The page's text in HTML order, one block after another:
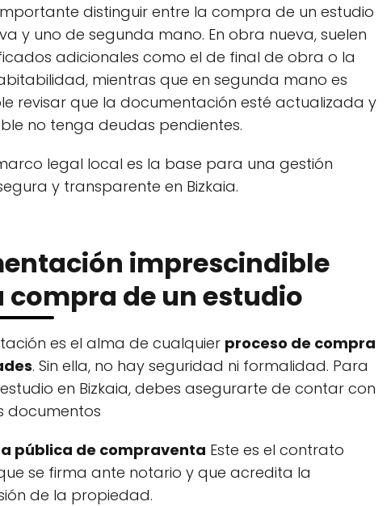
distinguir entre la compra de un estudio
y uno de segunda mano. En obra nueva, suelen
adicionales como el de final de obra o la
mientras que en segunda mano es
revisar que la documentación esté actualizada y
no tenga deudas pendientes.
legal local es la base para una gestión
y transparente en Bizkaia.
imprescindible
compra de un estudio
es el alma de cualquier proceso de compra
. Sin ella, no hay seguridad ni formalidad. Para
en Bizkaia, debes asegurarte de contar con
documentos
pública de compraventa Este es el contrato
se firma ante notario y que acredita la
de la propiedad.